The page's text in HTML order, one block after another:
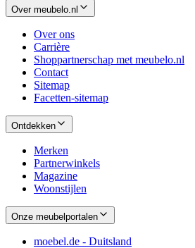
Over meubelo.nl
Over ons
Carrière
Shoppartnerschap met meubelo.nl
Contact
Sitemap
Facetten-sitemap
Ontdekken
Merken
Partnerwinkels
Magazine
Woonstijlen
Onze meubelportalen
moebel.de - Duitsland